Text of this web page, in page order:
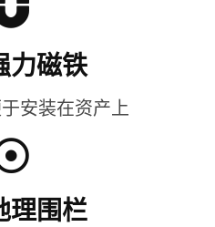
力磁铁
安装在资产上
理围栏